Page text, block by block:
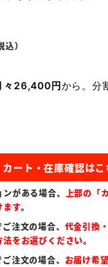
々26,400円から。分
がある場合、 上部の「
ます。
注文の場合、 代金引換
法をお選びください。
注文の場合、 お届け希